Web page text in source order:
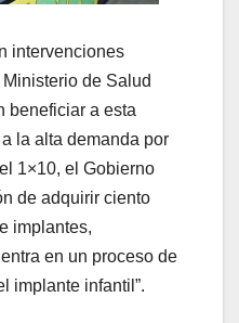
intervenciones
de Salud
beneficiar a esta
la alta demanda por
1×10, el Gobierno
de adquirir ciento
implantes,
en un proceso de
implante infantil”.